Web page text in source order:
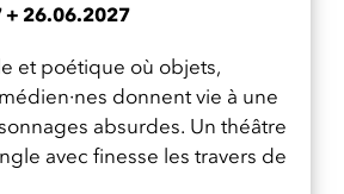
et poétique où objets,
donnent vie à une
absurdes. Un théâtre
avec finesse les travers de
+ 26.06.2027